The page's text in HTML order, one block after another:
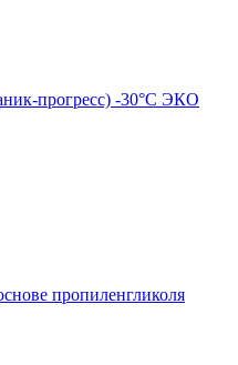
прогресс) -30°C ЭКО
пропиленгликоля